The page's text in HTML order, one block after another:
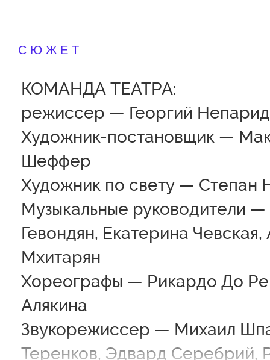
СЮЖЕТ
КОМАНДА ТЕАТРА:
режиссер — Георгий
Художник-постановщик —
Шеффер
Художник по свету — Степан
Музыкальные руководители
Гевондян, Екатерина Чевская,
Мхитарян
Хореографы — Рикардо До
Алякина
Звукорежиссер — Михаил
Теренков, Эдвард Серебрий,